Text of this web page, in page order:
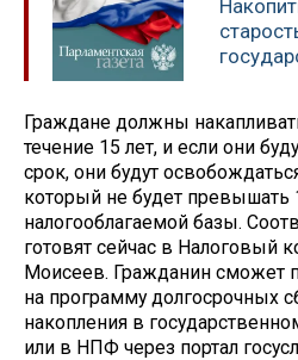
Граждане должны
течение 15 лет, и если они
срок, они будут
который не будет превышать
налогооблагаемой базы.
готовят сейчас в Налоговый
Моисеев. Гражданин сможет
на программу долгосрочных
накопления в
или в НПФ через портал